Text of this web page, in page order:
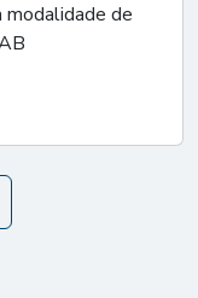
modalidade de